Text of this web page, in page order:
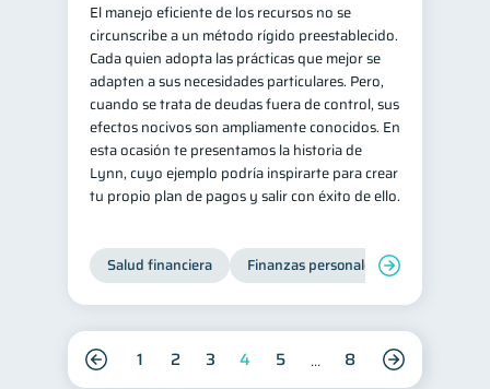
El manejo eficiente de los recursos no se
circunscribe a un método rígido preestablecido.
Cada quien adopta las prácticas que mejor se
adapten a sus necesidades particulares. Pero,
cuando se trata de deudas fuera de control, sus
efectos nocivos son ampliamente conocidos. En
esta ocasión te presentamos la historia de
Lynn, cuyo ejemplo podría inspirarte para crear
tu propio plan de pagos y salir con éxito de ello.
Salud financiera Finanzas personales
1 2 3 4 5 8